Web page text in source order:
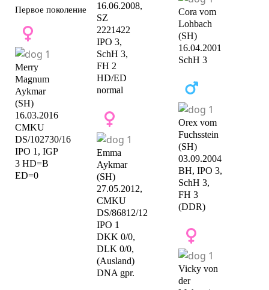
Первое поколение
Merry
Magnum
Aykmar
(SH)
16.03.2016
CMKU
DS/102730/16
IPO 1, IGP
3 HD=B
ED=0
16.06.2008,
SZ
2221422
IPO 3,
SchH 3,
FH 2
HD/ED
normal
Emma
Aykmar
(SH)
27.05.2012,
CMKU
DS/86812/12
IPO 1
DKK 0/0,
DLK 0/0,
(Ausland)
DNA gpr.
Cora vom
Lohbach
(SH)
16.04.2001
SchH 3
Orex vom
Fuchsstein
(SH)
03.09.2004
BH, IPO 3,
SchH 3,
FH 3
(DDR)
Vicky von
der